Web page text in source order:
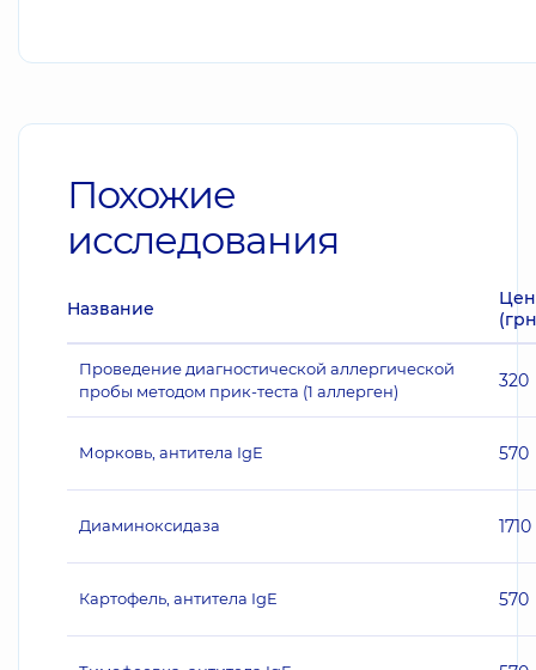
Похожие
исследования
Название
Проведение диагностической аллергической
пробы методом прик-теста (1 аллерген)
320
Морковь, антитела IgE 570
Диаминоксидаза 1710
Картофель, антитела IgE 570